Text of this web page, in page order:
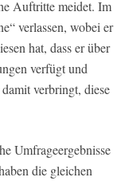
Auftritte meidet. Im
verlassen, wobei er
hat, dass er über
verfügt und
verbringt, diese
Umfrageergebnisse
die gleichen